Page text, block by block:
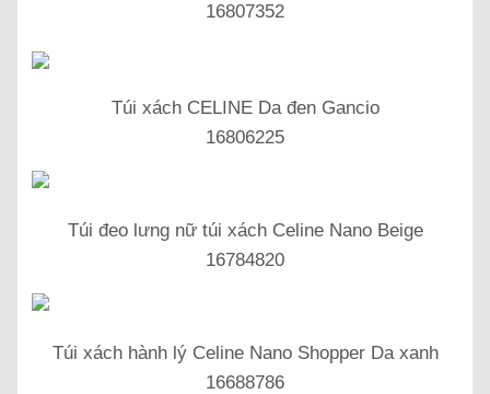
16807352
Túi xách CELINE Da đen Gancio
16806225
Túi đeo lưng nữ túi xách Celine Nano Beige
16784820
Túi xách hành lý Celine Nano Shopper Da xanh
16688786